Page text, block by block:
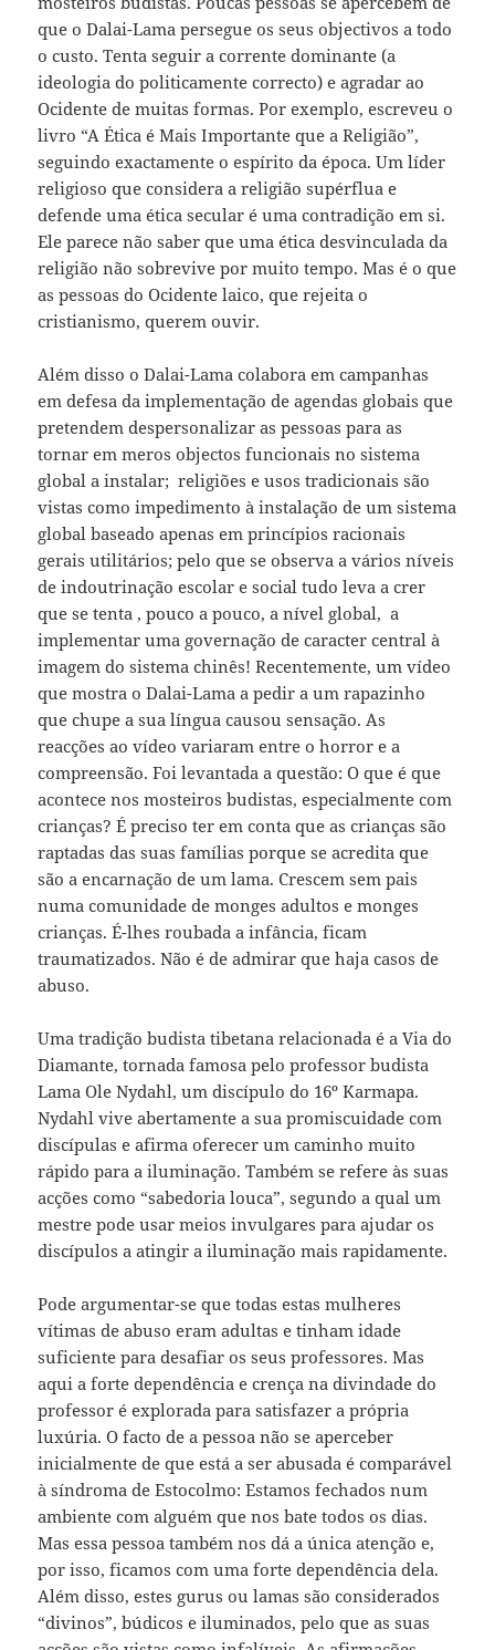
que o Dalai-Lama persegue os seus objectivos a todo
o custo. Tenta seguir a corrente dominante (a
ideologia do politicamente correcto) e agradar ao
Ocidente de muitas formas. Por exemplo, escreveu o
livro “A Ética é Mais Importante que a Religião”,
seguindo exactamente o espírito da época. Um líder
religioso que considera a religião supérflua e
defende uma ética secular é uma contradição em si.
Ele parece não saber que uma ética desvinculada da
religião não sobrevive por muito tempo. Mas é o que
as pessoas do Ocidente laico, que rejeita o
cristianismo, querem ouvir.
Além disso o Dalai-Lama colabora em campanhas
em defesa da implementação de agendas globais que
pretendem despersonalizar as pessoas para as
tornar em meros objectos funcionais no sistema
global a instalar; religiões e usos tradicionais são
vistas como impedimento à instalação de um sistema
global baseado apenas em princípios racionais
gerais utilitários; pelo que se observa a vários níveis
de indoutrinação escolar e social tudo leva a crer
que se tenta , pouco a pouco, a nível global, a
implementar uma governação de caracter central à
imagem do sistema chinês! Recentemente, um vídeo
que mostra o Dalai-Lama a pedir a um rapazinho
que chupe a sua língua causou sensação. As
reacções ao vídeo variaram entre o horror e a
compreensão. Foi levantada a questão: O que é que
acontece nos mosteiros budistas, especialmente com
crianças? É preciso ter em conta que as crianças são
raptadas das suas famílias porque se acredita que
são a encarnação de um lama. Crescem sem pais
numa comunidade de monges adultos e monges
crianças. É-lhes roubada a infância, ficam
traumatizados. Não é de admirar que haja casos de
abuso.
Uma tradição budista tibetana relacionada é a Via do
Diamante, tornada famosa pelo professor budista
Lama Ole Nydahl, um discípulo do 16º Karmapa.
Nydahl vive abertamente a sua promiscuidade com
discípulas e afirma oferecer um caminho muito
rápido para a iluminação. Também se refere às suas
acções como “sabedoria louca”, segundo a qual um
mestre pode usar meios invulgares para ajudar os
discípulos a atingir a iluminação mais rapidamente.
Pode argumentar-se que todas estas mulheres
vítimas de abuso eram adultas e tinham idade
suficiente para desafiar os seus professores. Mas
aqui a forte dependência e crença na divindade do
professor é explorada para satisfazer a própria
luxúria. O facto de a pessoa não se aperceber
inicialmente de que está a ser abusada é comparável
à síndroma de Estocolmo: Estamos fechados num
ambiente com alguém que nos bate todos os dias.
Mas essa pessoa também nos dá a única atenção e,
por isso, ficamos com uma forte dependência dela.
Além disso, estes gurus ou lamas são considerados
“divinos”, búdicos e iluminados, pelo que as suas